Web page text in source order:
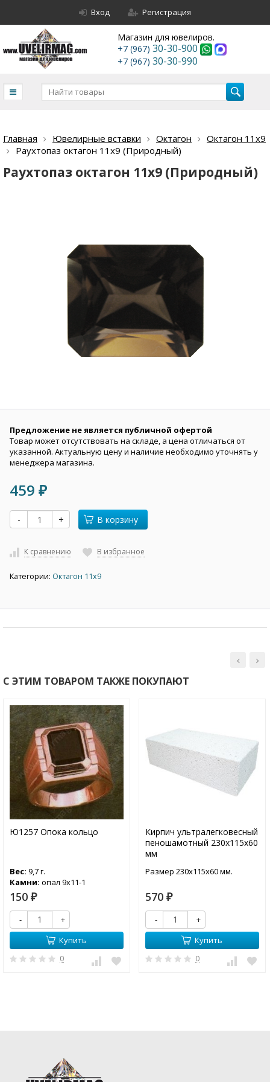
Вход Регистрация
Магазин для ювелиров.
+7 (967) 30-30-900
+7 (967) 30-30-990
Главная Ювелирные вставки Октагон
Октагон 11х9
Раухтопаз октагон 11х9 (Природный)
Раухтопаз октагон 11х9 (Природный)
Предложение не является публичной офертой
Товар может отсутствовать на складе, а цена отличаться от
указанной. Актуальную цену и наличие необходимо уточнять у
менеджера магазина.
459 ₽
- + В корзину
К сравнению В избранное
Категории: Октагон 11х9
С ЭТИМ ТОВАРОМ ТАКЖЕ ПОКУПАЮТ
Ю1257 Опока кольцо
Вес: 9,7 г.
Камни: опал 9х11-1
150 ₽
-
+
Купить
0
Кирпич ультралегковесный
пеношамотный 230х115х60
мм
Размер 230х115х60 мм.
570 ₽
-
+
Купить
0